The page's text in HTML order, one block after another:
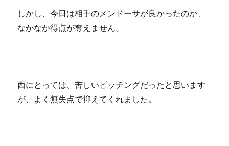
しかし、今日は相手のメンドーサが良かったのか、
なかなか得点が奪えません。
西にとっては、苦しいピッチングだったと思います
が、よく無失点で抑えてくれました。